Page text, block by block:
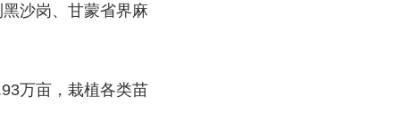
沙岗、甘蒙省界麻
万亩，栽植各类苗